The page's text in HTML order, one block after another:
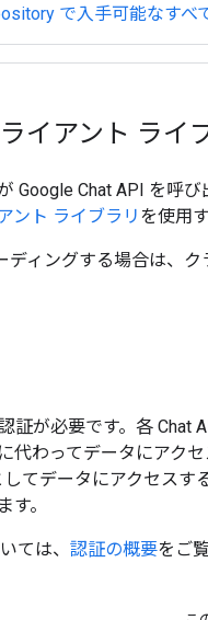
で入手可能なすべ
イアント ライ
Google Chat API を呼
ント ライブラリ を使用
ディングする場合は、
証が必要です。各 Chat
代わってデータにアク
してデータにアクセス
す。
ては、 認証の概要をご